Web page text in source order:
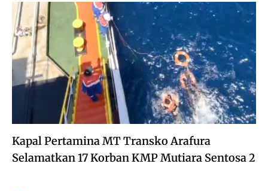
Kapal Pertamina MT Transko Arafura
Selamatkan 17 Korban KMP Mutiara Sentosa 2